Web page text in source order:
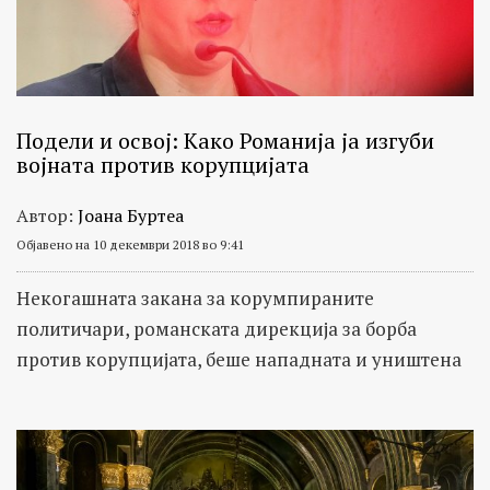
како
транспарентност
на
институции,
мито,
корупција
и
на
патот
Подели и освој: Како Романија ја изгуби
војната против корупцијата
Автор: Јоана Буртеа
Објавено на 10 декември 2018 во 9:41
Некогашната закана за корумпираните
политичари, романската дирекција за борба
против корупцијата, беше нападната и уништена